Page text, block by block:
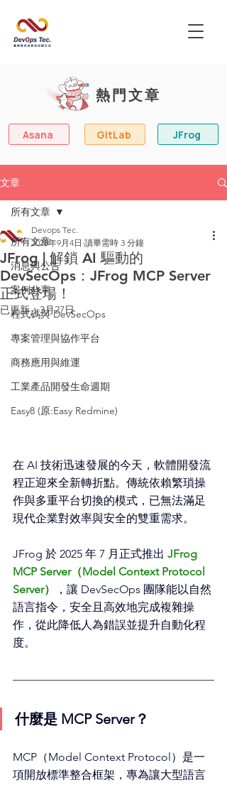
熱門文章
Asana GitLab JFrog
文章
所有文章
消息與公告
案例分享
程式碼與 DevSecOps
專案管理與協作平台
商務應用與維運
工業產品開發生命週期
Easy8 (原:Easy Redmine)
所有文章
JFrog | 解鎖 AI 驅動的
DevSecOps：JFrog MCP Server
正式登場！
Devops Tec.
2025年9月4日 讀畢需時 3 分鐘
已更新：3月27日
在 AI 技術迅速發展的今天，軟體開發流
程正迎來全新轉折點。傳統依賴繁瑣操
作與多重平台切換的模式，已無法滿足
現代企業對效率與安全的雙重需求。
JFrog 於 2025 年 7 月正式推出 JFrog
MCP Server（Model Context Protocol
Server）
，讓 DevSecOps 團隊能以自然
語言指令，安全且高效地完成複雜操
作，從此降低人為錯誤並提升自動化程
度。
什麼是 MCP Server？
MCP（Model Context Protocol）是一
項開放標準整合框架，專為讓大型語言